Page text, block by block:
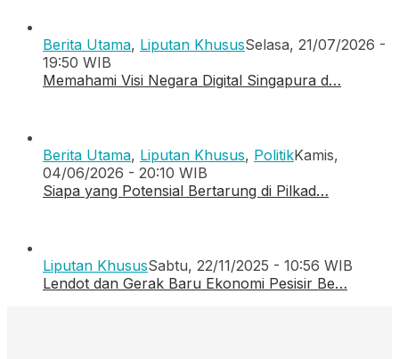
Berita Utama, Liputan KhususSelasa, 21/07/2026 -
19:50 WIB
Memahami Visi Negara Digital Singapura d…
Berita Utama, Liputan Khusus, PolitikKamis,
04/06/2026 - 20:10 WIB
Siapa yang Potensial Bertarung di Pilkad…
Liputan KhususSabtu, 22/11/2025 - 10:56 WIB
Lendot dan Gerak Baru Ekonomi Pesisir Be…